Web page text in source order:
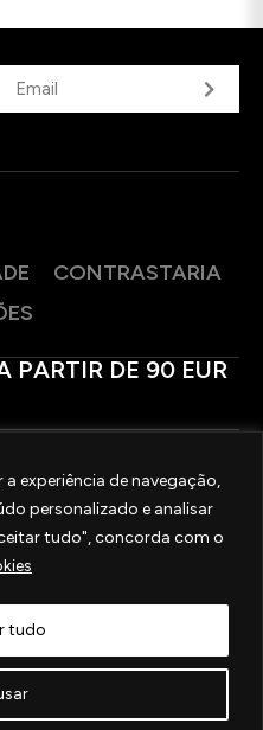
experiência de navegação,
personalizado e analisar
tudo", concorda com o
tudo
CONTRASTARIA
PARTIR DE 90 EUR